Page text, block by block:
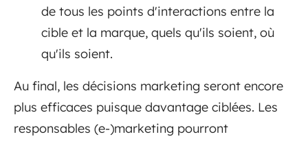
de tous les points d'interactions entre la
cible et la marque, quels qu'ils soient, où
qu'ils soient.
Au final, les décisions marketing seront encore
plus efficaces puisque davantage ciblées. Les
responsables (e-)marketing pourront